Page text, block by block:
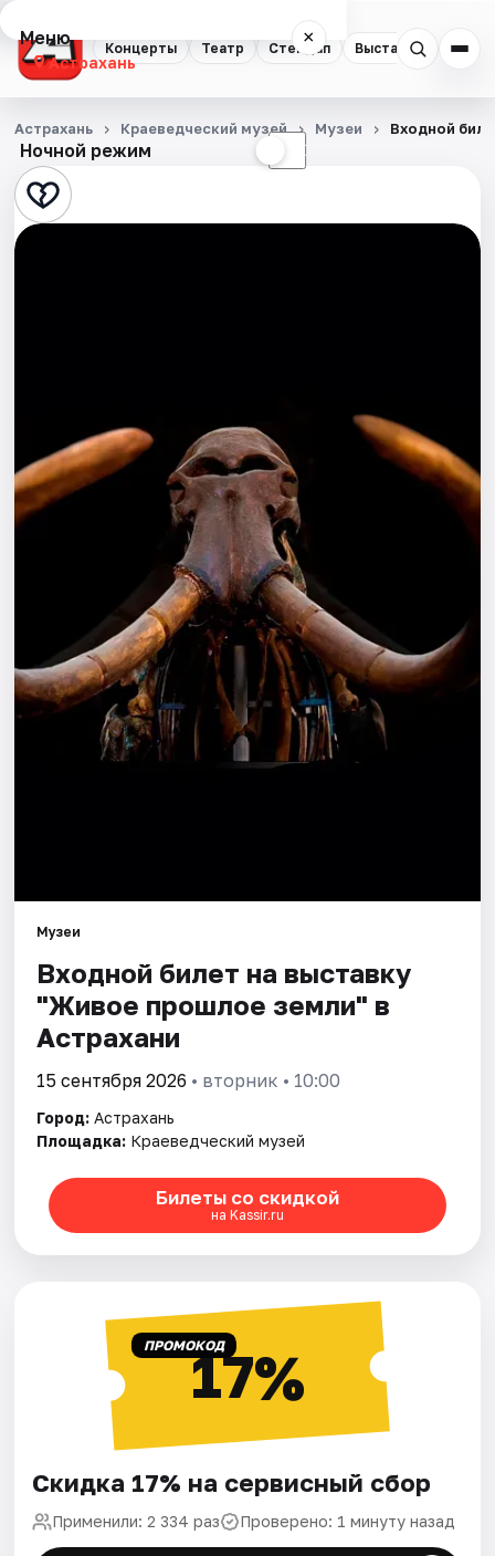
Концерты Театр Стендап Выставки
Меню ×
Астрахань
Концерты
Театр
Стендап
События
Артисты
Рейтинги
Ночной режим ☾
Астрахань Краеведческий музей Музеи Входной
Музеи
Входной билет на выставку
"Живое прошлое земли" в
Астрахани
15 сентября 2026 • вторник • 10:00
Город: Астрахань
Площадка: Краеведческий музей
Билеты со скидкой
на Kassir.ru
ПРОМОКОД17%
Скидка 17% на сервисный сбор
Применили: 2 334 раз Проверено: 1 минуту назад